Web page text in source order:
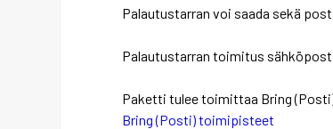
Palautustarran voi saada sekä
Palautustarran toimitus
Paketti tulee toimittaa Bring
Bring (Posti) toimipisteet